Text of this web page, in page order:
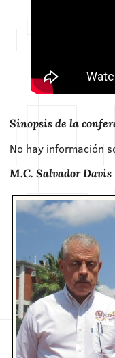
Sinopsis de la
No hay información
M.C. Salvador Davis